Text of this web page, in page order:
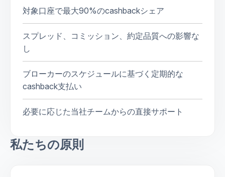
対象口座で最大90%のcashbackシェア
スプレッド、コミッション、約定品質への影響な
し
ブローカーのスケジュールに基づく定期的な
cashback支払い
必要に応じた当社チームからの直接サポート
私たちの原則